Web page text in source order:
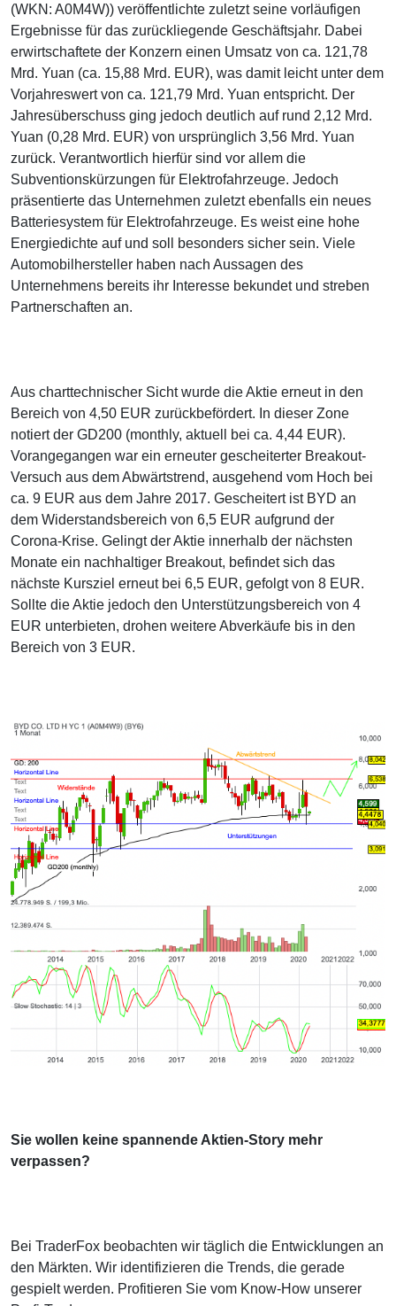
(WKN: A0M4W)) veröffentlichte zuletzt seine vorläufigen
Ergebnisse für das zurückliegende Geschäftsjahr. Dabei
erwirtschaftete der Konzern einen Umsatz von ca. 121,78
Mrd. Yuan (ca. 15,88 Mrd. EUR), was damit leicht unter dem
Vorjahreswert von ca. 121,79 Mrd. Yuan entspricht. Der
Jahresüberschuss ging jedoch deutlich auf rund 2,12 Mrd.
Yuan (0,28 Mrd. EUR) von ursprünglich 3,56 Mrd. Yuan
zurück. Verantwortlich hierfür sind vor allem die
Subventionskürzungen für Elektrofahrzeuge. Jedoch
präsentierte das Unternehmen zuletzt ebenfalls ein neues
Batteriesystem für Elektrofahrzeuge. Es weist eine hohe
Energiedichte auf und soll besonders sicher sein. Viele
Automobilhersteller haben nach Aussagen des
Unternehmens bereits ihr Interesse bekundet und streben
Partnerschaften an.
Aus charttechnischer Sicht wurde die Aktie erneut in den
Bereich von 4,50 EUR zurückbefördert. In dieser Zone
notiert der GD200 (monthly, aktuell bei ca. 4,44 EUR).
Vorangegangen war ein erneuter gescheiterter Breakout-
Versuch aus dem Abwärtstrend, ausgehend vom Hoch bei
ca. 9 EUR aus dem Jahre 2017. Gescheitert ist BYD an
dem Widerstandsbereich von 6,5 EUR aufgrund der
Corona-Krise. Gelingt der Aktie innerhalb der nächsten
Monate ein nachhaltiger Breakout, befindet sich das
nächste Kursziel erneut bei 6,5 EUR, gefolgt von 8 EUR.
Sollte die Aktie jedoch den Unterstützungsbereich von 4
EUR unterbieten, drohen weitere Abverkäufe bis in den
Bereich von 3 EUR.
Sie wollen keine spannende Aktien-Story mehr
verpassen?
Bei TraderFox beobachten wir täglich die Entwicklungen an
den Märkten. Wir identifizieren die Trends, die gerade
gespielt werden. Profitieren Sie vom Know-How unserer